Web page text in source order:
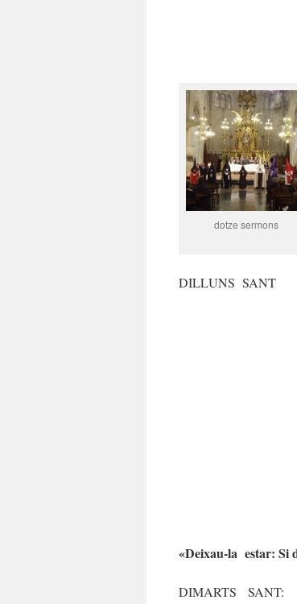
dotze sermons
DILLUNS SANT
«Deixau-la estar: Si
DIMARTS SANT: